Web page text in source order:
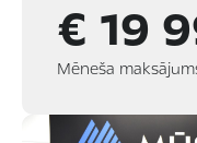
€ 19
Mēneša